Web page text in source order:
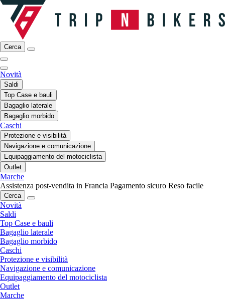
Cerca
Novità
Saldi
Top Case e bauli
Bagaglio laterale
Bagaglio morbido
Caschi
Protezione e visibilità
Navigazione e comunicazione
Equipaggiamento del motociclista
Outlet
Marche
Assistenza post-vendita in Francia Pagamento sicuro Reso facile
Cerca
Novità
Saldi
Top Case e bauli
Bagaglio laterale
Bagaglio morbido
Caschi
Protezione e visibilità
Navigazione e comunicazione
Equipaggiamento del motociclista
Outlet
Marche